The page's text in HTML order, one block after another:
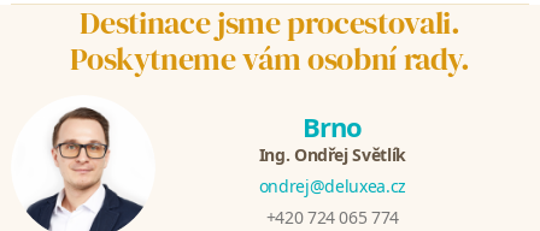
Destinace jsme procestovali.
Poskytneme vám osobní rady.
Brno
Ing. Ondřej Světlík
ondrej@deluxea.cz
+420 724 065 774